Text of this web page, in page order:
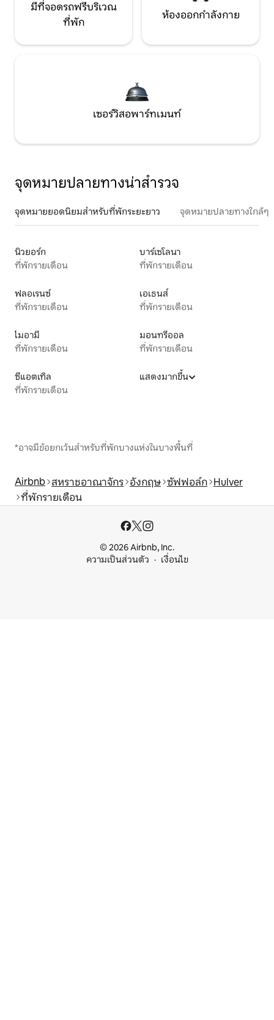
มีที่จอดรถฟรีบริเวณ
ที่พัก
ห้องออกกำลังกาย
เซอร์วิสอพาร์ทเมนท์
จุดหมายปลายทางน่าสำรวจ
จุดหมายยอดนิยมสำหรับที่พักระยะยาว จุดหมายปลายทางใกล้ๆ
นิวยอร์ก
ที่พักรายเดือน
บาร์เซโลนา
ที่พักรายเดือน
ฟลอเรนซ์
ที่พักรายเดือน
เอเธนส์
ที่พักรายเดือน
ไมอามี
ที่พักรายเดือน
มอนทรีออล
ที่พักรายเดือน
ซีแอตเทิล
ที่พักรายเดือน
แสดงมากขึ้น
*อาจมีข้อยกเว้นสำหรับที่พักบางแห่งในบางพื้นที่
Airbnb สหราชอาณาจักร อังกฤษ ซัฟฟอล์ก Hulver
ที่พักรายเดือน
© 2026 Airbnb, Inc.
ความเป็นส่วนตัว
เงื่อนไข